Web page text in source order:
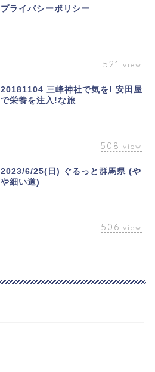
プライバシーポリシー
521 view
20181104 三峰神社で気を! 安田屋
で栄養を注入!な旅
508 view
2023/6/25(日) ぐるっと群馬県 (や
や細い道)
506 view